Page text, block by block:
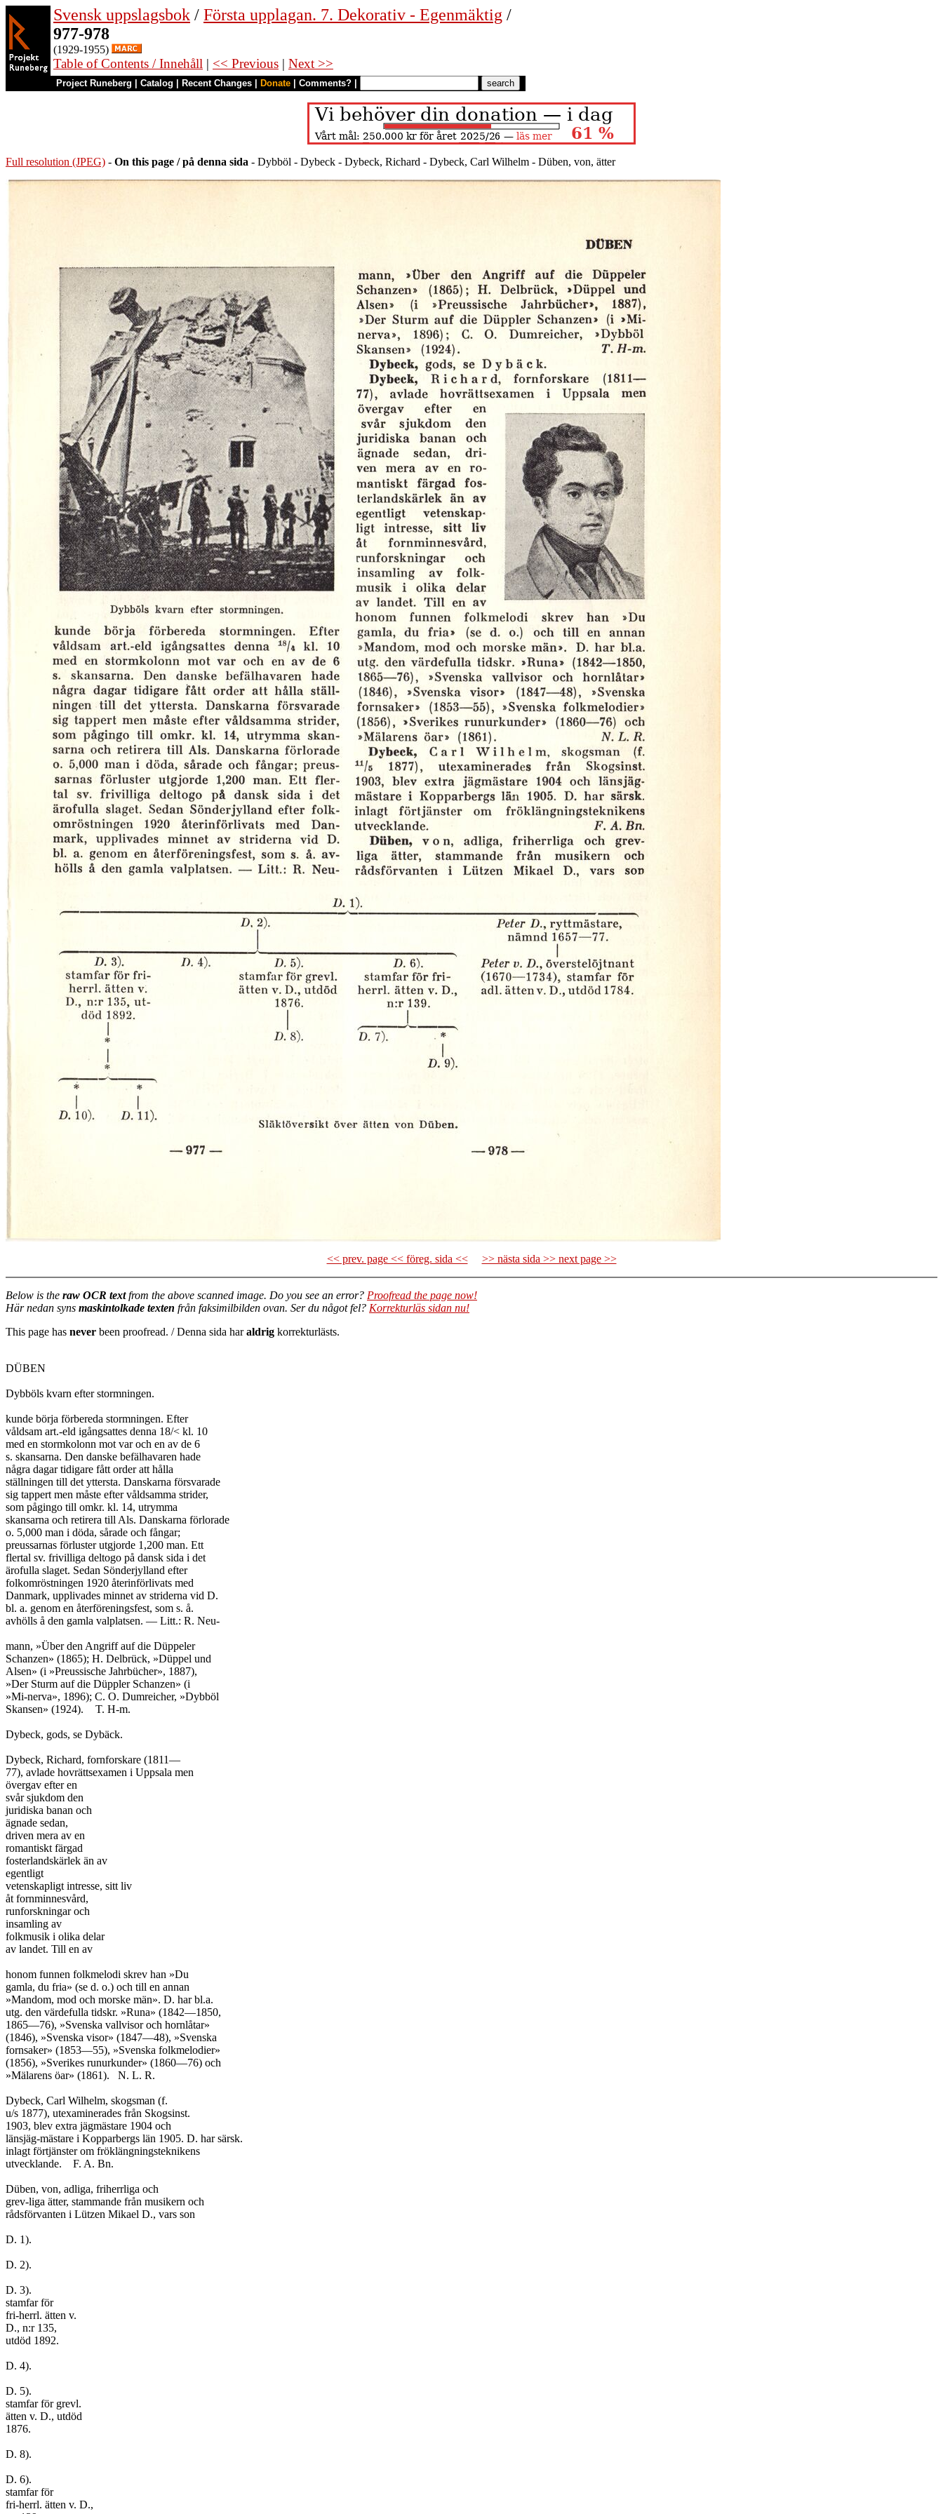
Svensk uppslagsbok / Första upplagan. 7. Dekorativ - Egenmäktig /
977-978
(1929-1955)
Table of Contents / Innehåll | << Previous | Next >>
Project Runeberg Catalog Recent Changes Donate Comments?
Full resolution (JPEG) - On this page / på denna sida - Dybböl - Dybeck - Dybeck, Richard - Dybeck, Carl Wilhelm - Düben, von, ätter
<< prev. page << föreg. sida << >> nästa sida >> next page >>
Below is the raw OCR textfrom the above scanned image. Do you see an error? Proofread the page now!
Här nedan syns maskintolkade texten från faksimilbilden ovan. Ser du något fel? Korrekturläs sidan nu!
This page has never been proofread. / Denna sida haraldrig korrekturlästs.
DÜBEN
Dybböls kvarn efter stormningen.
kunde börja förbereda stormningen. Efter
våldsam art.-eld igångsattes denna 18/< kl. 10
med en stormkolonn mot var och en av de 6
s. skansarna. Den danske befälhavaren hade
några dagar tidigare fått order att hålla
ställningen till det yttersta. Danskarna försvarade
sig tappert men måste efter våldsamma strider,
som pågingo till omkr. kl. 14, utrymma
skansarna och retirera till Als. Danskarna förlorade
o. 5,000 man i döda, sårade och fångar;
preussarnas förluster utgjorde 1,200 man. Ett
flertal sv. frivilliga deltogo på dansk sida i det
ärofulla slaget. Sedan Sönderjylland efter
folkomröstningen 1920 återinförlivats med
Danmark, upplivades minnet av striderna vid D.
bl. a. genom en återföreningsfest, som s. å.
avhölls å den gamla valplatsen. — Litt.: R. Neu-
mann, »Über den Angriff auf die Düppeler
Schanzen» (1865); H. Delbrück, »Düppel und
Alsen» (i »Preussische Jahrbücher», 1887),
»Der Sturm auf die Düppler Schanzen» (i
»Mi-nerva», 1896); C. O. Dumreicher, »Dybböl
Skansen» (1924).	T. H-m.
Dybeck, gods, se Dybäck.
Dybeck, Richard, fornforskare (1811—
77), avlade hovrättsexamen i Uppsala men
övergav efter en
svår sjukdom den
juridiska banan och
ägnade sedan,
driven mera av en
romantiskt färgad
fosterlandskärlek än av
egentligt
vetenskapligt intresse, sitt liv
åt fornminnesvård,
runforskningar och
insamling av
folkmusik i olika delar
av landet. Till en av
honom funnen folkmelodi skrev han »Du
gamla, du fria» (se d. o.) och till en annan
»Mandom, mod och morske män». D. har bl.a.
utg. den värdefulla tidskr. »Runa» (1842—1850,
1865—76), »Svenska vallvisor och hornlåtar»
(1846), »Svenska visor» (1847—48), »Svenska
fornsaker» (1853—55), »Svenska folkmelodier»
(1856), »Sverikes runurkunder» (1860—76) och
»Mälarens öar» (1861).	N. L. R.
Dybeck, Carl Wilhelm, skogsman (f.
u/s 1877), utexaminerades från Skogsinst.
1903, blev extra jägmästare 1904 och
länsjäg-mästare i Kopparbergs län 1905. D. har särsk.
inlagt förtjänster om fröklängningsteknikens
utvecklande.	F. A. Bn.
Düben, von, adliga, friherrliga och
grev-liga ätter, stammande från musikern och
rådsförvanten i Lützen Mikael D., vars son
D. 1).
D. 2).
D. 3).
stamfar för
fri-herrl. ätten v.
D., n:r 135,
utdöd 1892.
D. 4).
D. 5).
stamfar för grevl.
ätten v. D., utdöd
1876.
D. 8).
D. 6).
stamfar för
fri-herrl. ätten v. D.,